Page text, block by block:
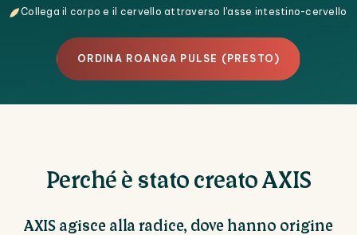
Collega il corpo e il cervello attraverso l'asse intestino-cervello
ORDINA ROANGA PULSE (PRESTO)
Perché è stato creato AXIS
AXIS agisce alla radice, dove hanno origine